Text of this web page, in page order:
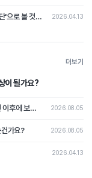
과거의 암이 가입 후 다시 나타났을 때, 이를 '새로운 암의 진단'으로 볼 것인지 아니면 '과거 사고의 연장(재발)'으로 보아 면책할 것인가? 2026.04.13
더보기
이 될가요?
과거에 폐암진단을 받고 치료이력이 없는 경우 5년이 경과된 이후에 보험가입시 폐암이 발병될 경우 보상이 가능할가요? 2026.08.05
가요? 2026.08.05
2026.04.13